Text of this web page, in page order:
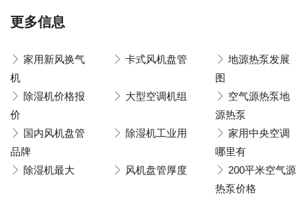
更多信息
家用新风换气
机
卡式风机盘管
地源热泵发展
图
除湿机价格报
价
大型空调机组
空气源热泵地
源热泵
国内风机盘管
品牌
除湿机工业用
家用中央空调
哪里有
除湿机最大
风机盘管厚度
200平米空气源
热泵价格